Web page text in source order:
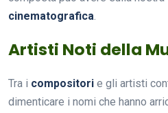
cinematografica.
Artisti Noti della
Tra i compositori e gli artisti
dimenticare i nomi che hanno